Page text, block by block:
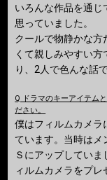
いろんな作品を通じ
思っていました。
クールで物静かな方
くて親しみやすい
り、2人で色んな話
Q ドラマのキーアイテム
ださい。
僕はフィルムカメラ
ています。当時はメ
Ｓにアップしてい
ィルムカメラをプレ